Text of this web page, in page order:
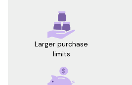
Larger purchase
limits